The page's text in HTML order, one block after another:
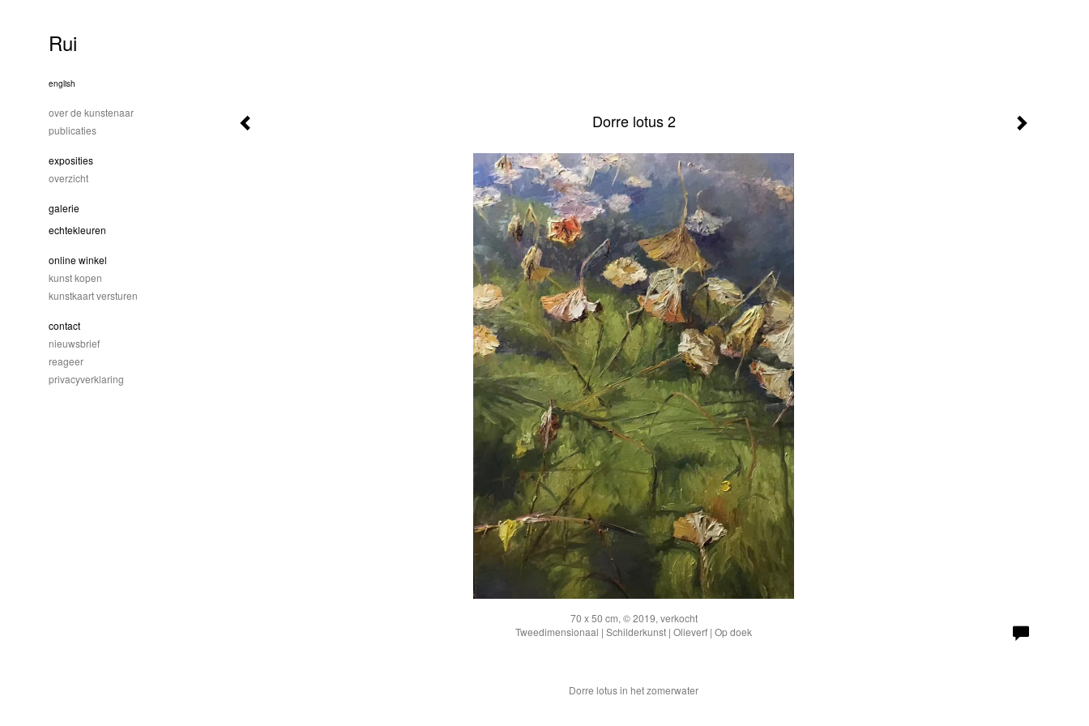
Dorre lotus 2
70 x 50 cm, © 2019, verkocht
Tweedimensionaal | Schilderkunst | Olieverf | Op doek
Dorre lotus in het zomerwater
Rui
english
over de kunstenaar
publicaties
exposities
overzicht
galerie
echtekleuren
online winkel
kunst kopen
kunstkaart versturen
contact
nieuwsbrief
reageer
privacyverklaring